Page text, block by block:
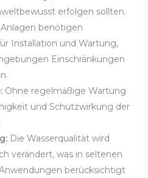
erfolgen sollten.
benötigen
Installation und Wartung,
Einschränkungen
Ohne regelmäßige Wartung
und Schutzwirkung der
Die Wasserqualität wird
verändert, was in seltenen
berücksichtigt